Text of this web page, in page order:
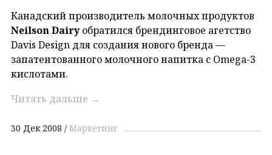
Канадский производитель молочных продуктов
Neilson Dairyобратился брендинговое агетство
Davis Design для создания нового бренда —
запатентованного молочного напитка с Omega-3
кислотами.
Читать дальше →
30 Дек 2008 Маркетинг